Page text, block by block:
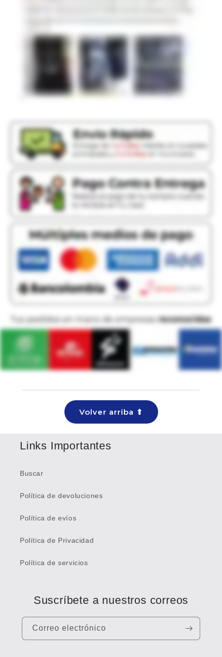
Volver arriba ⬆
Links Importantes
Buscar
Política de devoluciones
Política de evíos
Política de Privacidad
Política de servicios
Suscríbete a nuestros correos
Correo electrónico